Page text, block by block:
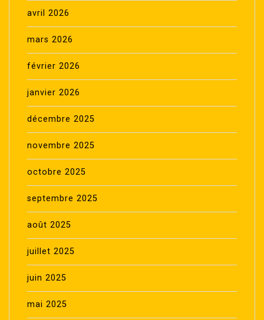
avril 2026
mars 2026
février 2026
janvier 2026
décembre 2025
novembre 2025
octobre 2025
septembre 2025
août 2025
juillet 2025
juin 2025
mai 2025